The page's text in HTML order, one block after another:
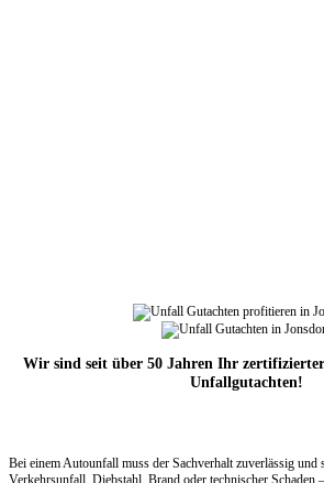
Wir sind seit über 50 Jahren Ihr
Unfallgutachten!
Bei einem Autounfall muss der Sachverhalt zuverlässig und
Verkehrsunfall, Diebstahl, Brand oder technischer Schaden